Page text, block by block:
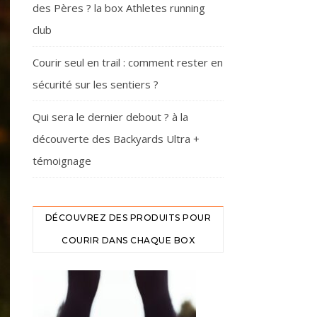
des Pères ? la box Athletes running
club
Courir seul en trail : comment rester en
sécurité sur les sentiers ?
Qui sera le dernier debout ? à la
découverte des Backyards Ultra +
témoignage
DÉCOUVREZ DES PRODUITS POUR
COURIR DANS CHAQUE BOX